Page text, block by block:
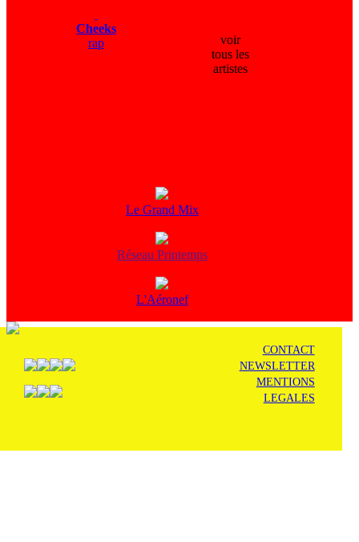
Cheeks
rap
voir
tous les
artistes
Le Grand Mix
Réseau Printemps
L'Aéronef
CONTACT
NEWSLETTER
MENTIONS
LEGALES